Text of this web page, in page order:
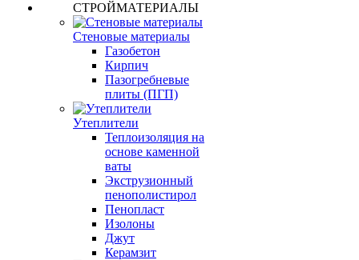
СТРОЙМАТЕРИАЛЫ
Стеновые материалы
Газобетон
Кирпич
Пазогребневые
плиты (ПГП)
Утеплители
Теплоизоляция на
основе каменной
ваты
Экструзионный
пенополистирол
Пенопласт
Изолоны
Джут
Керамзит